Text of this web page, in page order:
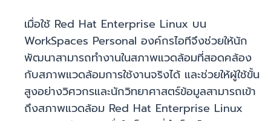
เมื่อใช้ Red Hat Enterprise Linux บน
WorkSpaces Personal องค์กรไอทีจึงช่วยให้นัก
พัฒนาสามารถทำงานในสภาพแวดล้อมที่สอดคล้อง
กับสภาพแวดล้อมการใช้งานจริงได้ และช่วยให้ผู้ใช้ขั้น
สูงอย่างวิศวกรและนักวิทยาศาสตร์ข้อมูลสามารถเข้า
ถึงสภาพแวดล้อม Red Hat Enterprise Linux